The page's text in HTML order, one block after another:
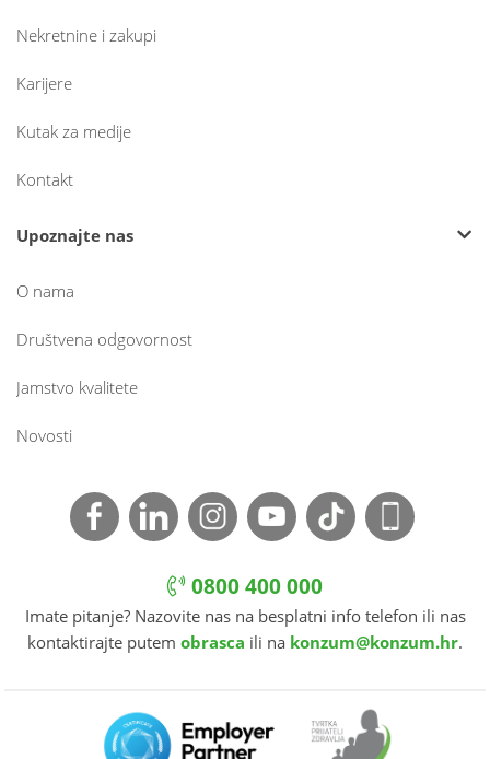
Nekretnine i zakupi
Karijere
Kutak za medije
Kontakt
Upoznajte nas
O nama
Društvena odgovornost
Jamstvo kvalitete
Novosti
0800 400 000
Imate pitanje? Nazovite nas na besplatni info telefon ili nas
kontaktirajte putem obrasca ili na konzum@konzum.hr.